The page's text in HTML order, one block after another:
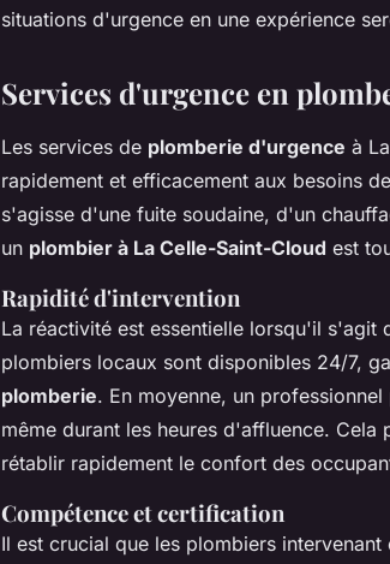
situations d'urgence en une expérience
Services d'urgence en
Les services de plomberie d'urgence à
rapidement et efficacement aux besoins
s'agisse d'une fuite soudaine, d'un
un plombier à La Celle-Saint-Cloud est
Rapidité d'intervention
La réactivité est essentielle lorsqu'il s'agit
plombiers locaux sont disponibles 24/7,
plomberie. En moyenne, un
même durant les heures d'affluence.
rétablir rapidement le confort des
Compétence et certification
Il est crucial que les plombiers intervenant